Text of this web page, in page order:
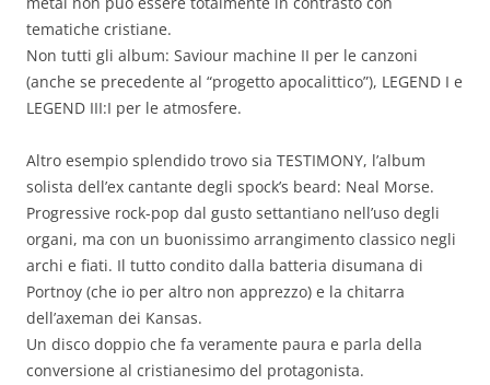
tematiche cristiane.
Non tutti gli album: Saviour machine II per le canzoni
(anche se precedente al “progetto apocalittico”), LEGEND I e
LEGEND III:I per le atmosfere.
Altro esempio splendido trovo sia TESTIMONY, l’album
solista dell’ex cantante degli spock’s beard: Neal Morse.
Progressive rock-pop dal gusto settantiano nell’uso degli
organi, ma con un buonissimo arrangimento classico negli
archi e fiati. Il tutto condito dalla batteria disumana di
Portnoy (che io per altro non apprezzo) e la chitarra
dell’axeman dei Kansas.
Un disco doppio che fa veramente paura e parla della
conversione al cristianesimo del protagonista.